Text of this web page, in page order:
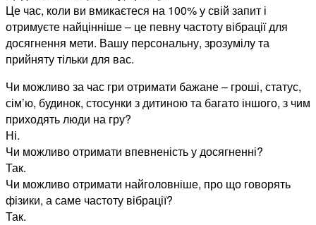
Це час, коли ви вмикаєтеся на 100% у свій запит і
отримуєте найцінніше – це певну частоту вібрації для
досягнення мети. Вашу персональну, зрозумілу та
прийняту тільки для вас.
Чи можливо за час гри отримати бажане – гроші, статус,
сім’ю, будинок, стосунки з дитиною та багато іншого, з чим
приходять люди на гру?
Ні.
Чи можливо отримати впевненість у досягненні?
Так.
Чи можливо отримати найголовніше, про що говорять
фізики, а саме частоту вібрації?
Так.